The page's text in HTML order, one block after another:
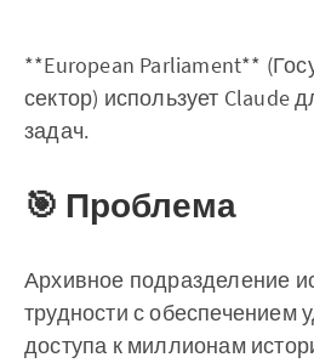
**European Parliament**
сектор) использует Claude
задач.
🎯 Проблема
Архивное подразделение
трудности с обеспечением
доступа к миллионам